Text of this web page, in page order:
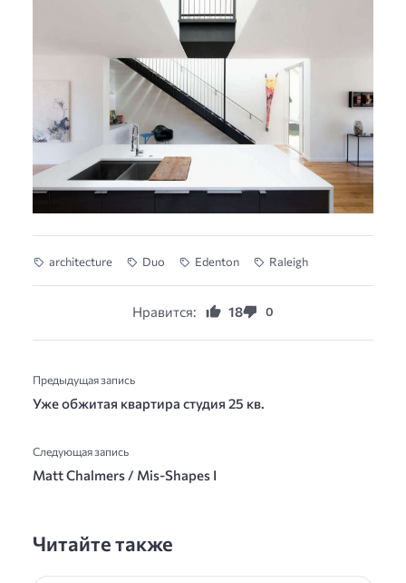
architecture Duo Edenton Raleigh
Нравится: 18 0
Предыдущая запись
Уже обжитая квартира студия 25 кв.
Следующая запись
Matt Chalmers / Mis-Shapes I
Читайте также